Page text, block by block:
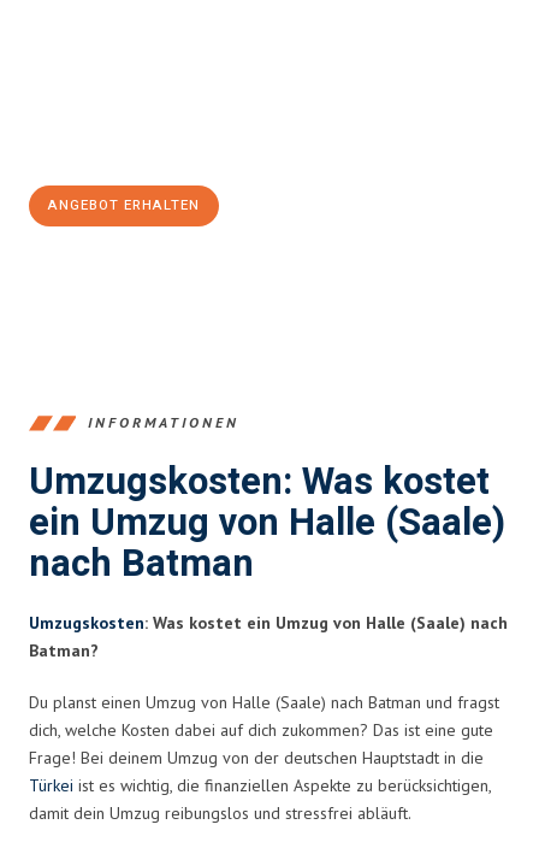
ANGEBOT ERHALTEN
INFORMATIONEN
Umzugskosten: Was kostet
ein Umzug von Halle (Saale)
nach Batman
Umzugskosten: Was kostet ein Umzug von Halle (Saale) nach
Batman?
Du planst einen Umzug von Halle (Saale) nach Batman und fragst
dich, welche Kosten dabei auf dich zukommen? Das ist eine gute
Frage! Bei deinem Umzug von der deutschen Hauptstadt in die
Türkei ist es wichtig, die finanziellen Aspekte zu berücksichtigen,
damit dein Umzug reibungslos und stressfrei abläuft.